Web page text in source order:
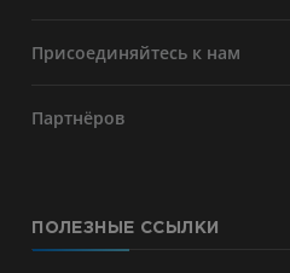
Присоединяйтесь к нам
Партнёров
ПОЛЕЗНЫЕ ССЫЛКИ